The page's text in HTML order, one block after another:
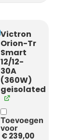
Victron
Orion-Tr
Smart
12/12-
30A
(360W)
geisolated
Toevoegen
voor
€239,00